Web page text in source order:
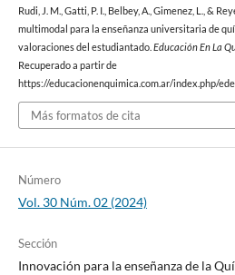
Rudi, J. M., Gatti, P. I., Belbey, A., Gimenez, L., &
multimodal para la enseñanza universitaria de
valoraciones del estudiantado. Educación En La
Recuperado a partir de
https://educacionenquimica.com.ar/index.php/
Más formatos de cita
Número
Vol. 30 Núm. 02 (2024)
Sección
Innovación para la enseñanza de la